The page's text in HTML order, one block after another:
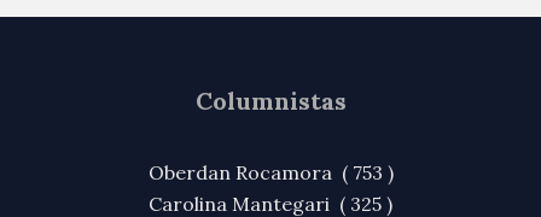
Columnistas
Oberdan Rocamora ( 753 )
Carolina Mantegari ( 325 )